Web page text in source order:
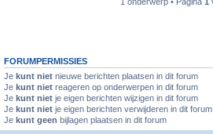
FORUMPERMISSIES
Je kunt niet nieuwe berichten plaatsen in dit forum
Je kunt niet reageren op onderwerpen in dit forum
Je kunt niet je eigen berichten wijzigen in dit forum
Je kunt niet je eigen berichten verwijderen in dit forum
Je kunt geen bijlagen plaatsen in dit forum